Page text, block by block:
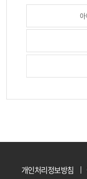
개인처리정보방침